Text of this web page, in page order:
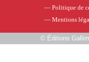
— Politique de
— Mentions
© Éditions